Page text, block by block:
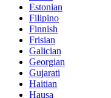
Estonian
Filipino
Finnish
Frisian
Galician
Georgian
Gujarati
Haitian
Hausa